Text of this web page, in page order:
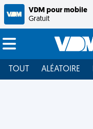
VDM pour mobile
Gratuit
TOUT ALÉATOIRE